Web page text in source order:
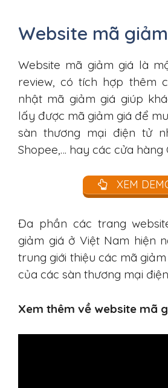
Website mã
Website mã giảm giá là
review, có tích hợp thêm
nhật mã giảm giá giúp
lấy được mã giảm giá để
sàn thương mại điện tử
Shopee,… hay các cửa hàng
XEM
Đa phần các trang
giảm giá ở Việt Nam hiện
trung giới thiệu các mã
của các sàn thương mại
Xem thêm về website mã